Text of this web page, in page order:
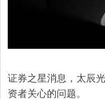
证券之星消息，太辰
资者关心的问题。